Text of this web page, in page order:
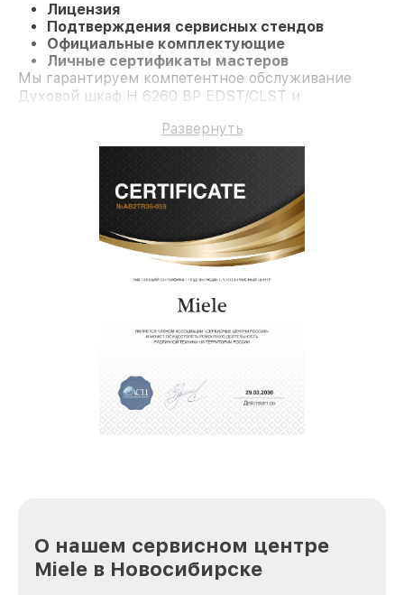
Лицензия
Подтверждения сервисных стендов
Официальные комплектующие
Личные сертификаты мастеров
Мы гарантируем компетентное обслуживание
Духовой шкаф H 6260 BP EDST/CLST и
Развернуть
О нашем сервисном центре
Miele в Новосибирске